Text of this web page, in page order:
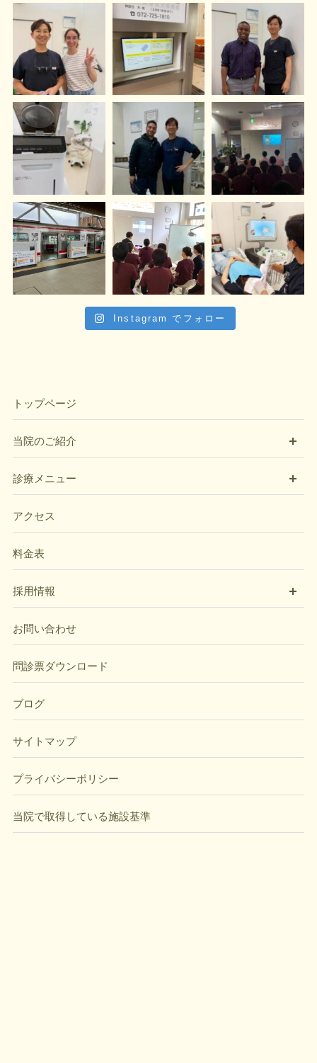
Instagram でフォロー
トップページ
当院のご紹介
診療メニュー
アクセス
料金表
採用情報
お問い合わせ
問診票ダウンロード
ブログ
サイトマップ
プライバシーポリシー
当院で取得している施設基準